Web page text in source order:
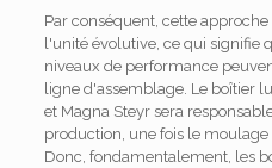
Par conséquent, cette
l'unité évolutive, ce qui signifie
niveaux de performance
ligne d'assemblage. Le boîtier
et Magna Steyr sera
production, une fois le
Donc, fondamentalement, les